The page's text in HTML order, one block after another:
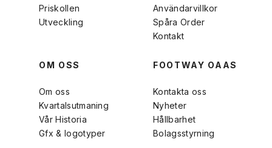
Priskollen
Utveckling
Användarvillkor
Spåra Order
Kontakt
OM OSS
Om oss
Kvartalsutmaning
Vår Historia
Gfx & logotyper
FOOTWAY OAAS
Kontakta oss
Nyheter
Hållbarhet
Bolagsstyrning